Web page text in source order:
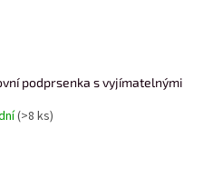
podprsenka s vyjímatelnými
(>8 ks)